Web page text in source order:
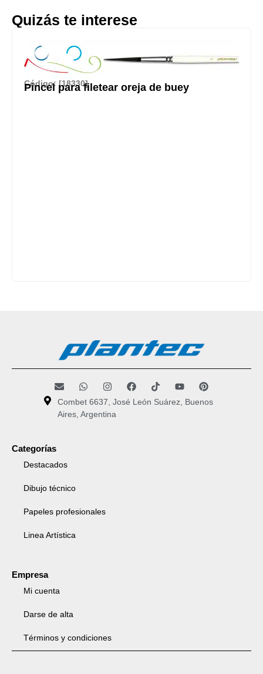
Quizás te interese
Código: [18330]
Pincel para filetear oreja de buey
Combet 6637, José León Suárez, Buenos
Aires, Argentina
Categorías
Destacados
Dibujo técnico
Papeles profesionales
Linea Artística
Empresa
Mi cuenta
Darse de alta
Términos y condiciones